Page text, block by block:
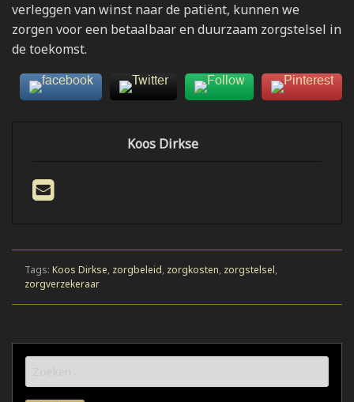
verleggen van winst naar de patiënt, kunnen we
zorgen voor een betaalbaar en duurzaam zorgstelsel in
de toekomst.
Koos Dirkse
Tags: Koos Dirkse, zorgbeleid, zorgkosten, zorgstelsel,
zorgverzekeraar
naar: